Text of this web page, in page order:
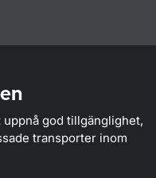
god tillgänglighet,
transporter inom